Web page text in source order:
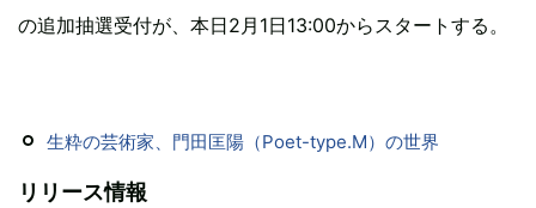
の追加抽選受付が、本日2月1日13:00からスタートする。
生粋の芸術家、門田匡陽（Poet-type.M）の世界
リリース情報